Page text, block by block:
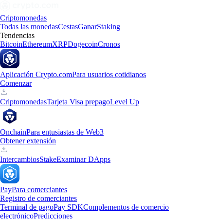
Criptomonedas
Todas las monedasCestasGanarStaking
Tendencias
BitcoinEthereumXRPDogecoinCronos
Aplicación Crypto.comPara usuarios cotidianos
Comenzar
CriptomonedasTarjeta Visa prepagoLevel Up
OnchainPara entusiastas de Web3
Obtener extensión
IntercambiosStakeExaminar DApps
PayPara comerciantes
Registro de comerciantes
Terminal de pagoPay SDKComplementos de comercio
electrónicoPredicciones